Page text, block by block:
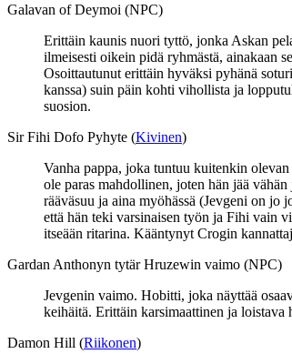
Galavan of Deymoi (NPC)
Erittäin kaunis nuori tyttö, jonka Askan
ilmeisesti oikein pidä ryhmästä, ainakaan
Osoittautunut erittäin hyväksi pyhänä
kanssa) suin päin kohti vihollista ja
suosion.
Sir Fihi Dofo Pyhyte (Kivinen)
Vanha pappa, joka tuntuu kuitenkin
ole paras mahdollinen, joten hän jää
rääväsuu ja aina myöhässä (Jevgeni on
että hän teki varsinaisen työn ja Fihi vain
itseään ritarina. Kääntynyt Crogin
Gardan Anthonyn tytär Hruzewin vaimo (NPC)
Jevgenin vaimo. Hobitti, joka näyttää
keihäitä. Erittäin karsimaattinen ja loistava
Damon Hill (Riikonen)